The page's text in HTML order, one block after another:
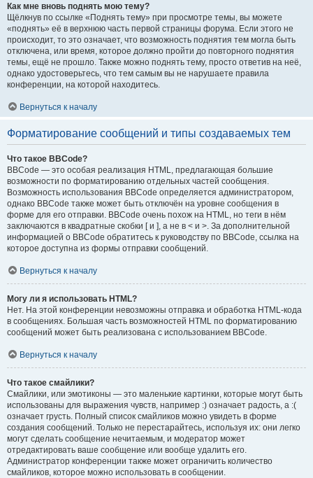
Как мне вновь поднять мою тему?
Щёлкнув по ссылке «Поднять тему» при просмотре темы, вы можете
«поднять» её в верхнюю часть первой страницы форума. Если этого не
происходит, то это означает, что возможность поднятия тем могла быть
отключена, или время, которое должно пройти до повторного поднятия
темы, ещё не прошло. Также можно поднять тему, просто ответив на неё,
однако удостоверьтесь, что тем самым вы не нарушаете правила
конференции, на которой находитесь.
Вернуться к началу
Форматирование сообщений и типы создаваемых тем
Что такое BBCode?
BBCode — это особая реализация HTML, предлагающая большие
возможности по форматированию отдельных частей сообщения.
Возможность использования BBCode определяется администратором,
однако BBCode также может быть отключён на уровне сообщения в
форме для его отправки. BBCode очень похож на HTML, но теги в нём
заключаются в квадратные скобки [ и ], а не в < и >. За дополнительной
информацией о BBCode обратитесь к руководству по BBCode, ссылка на
которое доступна из формы отправки сообщений.
Вернуться к началу
Могу ли я использовать HTML?
Нет. На этой конференции невозможны отправка и обработка HTML-кода
в сообщениях. Большая часть возможностей HTML по форматированию
сообщений может быть реализована с использованием BBCode.
Вернуться к началу
Что такое смайлики?
Смайлики, или эмотиконы — это маленькие картинки, которые могут быть
использованы для выражения чувств, например :) означает радость, а :(
означает грусть. Полный список смайликов можно увидеть в форме
создания сообщений. Только не перестарайтесь, используя их: они легко
могут сделать сообщение нечитаемым, и модератор может
отредактировать ваше сообщение или вообще удалить его.
Администратор конференции также может ограничить количество
смайликов, которое можно использовать в сообщении.